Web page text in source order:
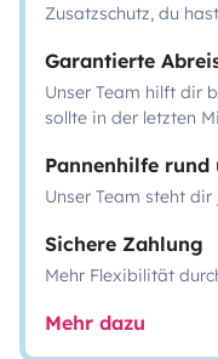
Zusatzschutz, du
Garantierte
Unser Team hilft dir
sollte in der letzten
Pannenhilfe rund
Unser Team steht
Sichere Zahlung
Mehr Flexibilität
Mehr dazu